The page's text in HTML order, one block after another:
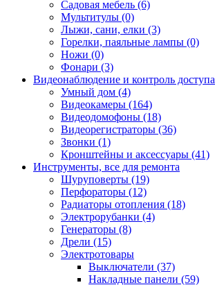
Садовая мебель (6)
Мультитулы (0)
Лыжи, сани, елки (3)
Горелки, паяльные лампы (0)
Ножи (0)
Фонари (3)
Видеонаблюдение и контроль доступа
Умный дом (4)
Видеокамеры (164)
Видеодомофоны (18)
Видеорегистраторы (36)
Звонки (1)
Кронштейны и аксессуары (41)
Инструменты, все для ремонта
Шуруповерты (19)
Перфораторы (12)
Радиаторы отопления (18)
Электрорубанки (4)
Генераторы (8)
Дрели (15)
Электротовары
Выключатели (37)
Накладные панели (59)